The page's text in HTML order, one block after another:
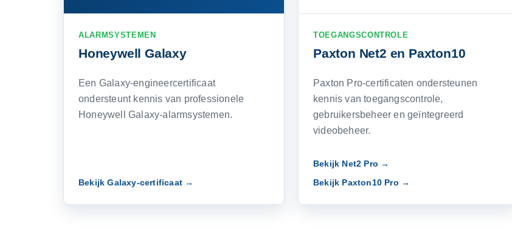
ALARMSYSTEMEN
Honeywell Galaxy
Een Galaxy-engineercertificaat
ondersteunt kennis van professionele
Honeywell Galaxy-alarmsystemen.
Bekijk Galaxy-certificaat →
TOEGANGSCONTROLE
Paxton Net2 en Paxton10
Paxton Pro-certificaten ondersteunen
kennis van toegangscontrole,
gebruikersbeheer en geïntegreerd
videobeheer.
Bekijk Net2 Pro →
Bekijk Paxton10 Pro →